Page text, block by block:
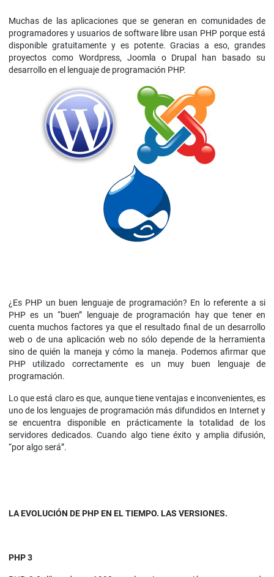
Muchas de las aplicaciones que se generan en comunidades de
programadores y usuarios de software libre usan PHP porque está
disponible gratuitamente y es potente. Gracias a eso, grandes
proyectos como Wordpress, Joomla o Drupal han basado su
desarrollo en el lenguaje de programación PHP.
¿Es PHP un buen lenguaje de programación? En lo referente a si
PHP es un “buen” lenguaje de programación hay que tener en
cuenta muchos factores ya que el resultado final de un desarrollo
web o de una aplicación web no sólo depende de la herramienta
sino de quién la maneja y cómo la maneja. Podemos afirmar que
PHP utilizado correctamente es un muy buen lenguaje de
programación.
Lo que está claro es que, aunque tiene ventajas e inconvenientes, es
uno de los lenguajes de programación más difundidos en Internet y
se encuentra disponible en prácticamente la totalidad de los
servidores dedicados. Cuando algo tiene éxito y amplia difusión,
“por algo será”.
LA EVOLUCIÓN DE PHP EN EL TIEMPO. LAS VERSIONES.
PHP 3